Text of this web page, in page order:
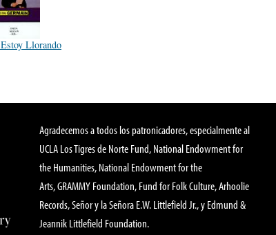
Llorando
Agradecemos a todos los patronicadores, especialmente al
UCLA Los Tigres de Norte Fund, National Endowment for
the Humanities, National Endowment for the
Arts, GRAMMY Foundation, Fund for Folk Culture, Arhoolie
Records, Señor y la Señora E.W. Littlefield Jr., y Edmund &
Jeannik Littlefield Foundation.